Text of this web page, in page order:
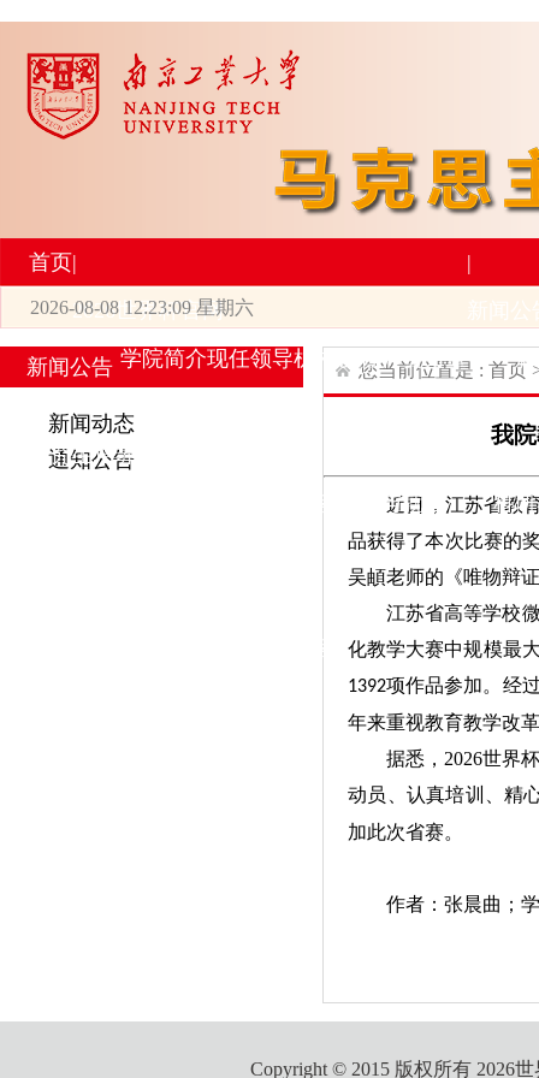
首页|
2026世界杯官网
学院简介现任领导机构设置师资力量
|
研究生培养
学生活动 招生与就业
科
工会活动
2026-08-08 12:23:09 星期六
新闻公告
新闻动态
通知公告
您当前位置是 : 首页
我
近日，江苏省教
品获得了本次比赛的
吴頔老师的《唯物辩
江苏省高等学校
化教学大赛中规模最
1392项作品参加。经
年来重视教育教学改
据悉，2026世界
动员、认真培训、精
加此次省赛。
作者：张晨曲；
Copyright © 2015 版权所有 2026